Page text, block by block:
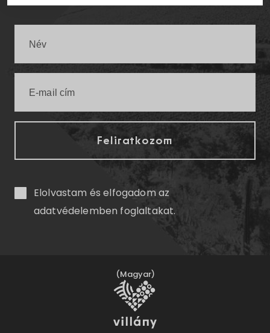
Elolvastam és elfogadom az
adatvédelemben foglaltakat.
(Magyar)